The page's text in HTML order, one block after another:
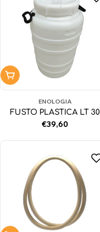
Aggiungi al carrello
ENOLOGIA
FUSTO PLASTICA LT 30
Prezzo
€39,60